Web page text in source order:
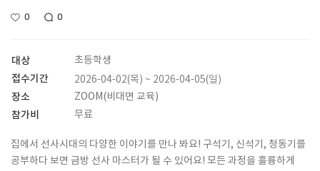
0 0
대상 초등학생
접수기간 2026-04-02(목) ~ 2026-04-05(일)
장소 ZOOM(비대면 교육)
참가비 무료
집에서 선사시대의 다양한 이야기를 만나 봐요! 구석기, 신석기, 청동기를
공부하다 보면 금방 선사 마스터가 될 수 있어요! 모든 과정을 훌륭하게